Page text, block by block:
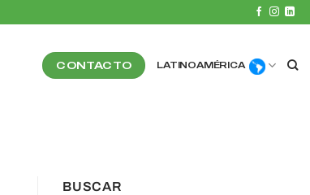
CONTACTO LATINOAMÉRICA
BUSCAR